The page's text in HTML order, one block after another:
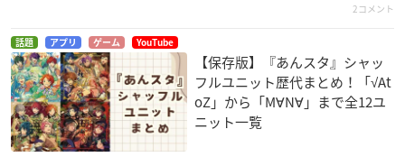
2コメント
話題 アプリ ゲーム YouTube
【保存版】『あんスタ』シャッ
フルユニット歴代まとめ！「√At
oZ」から「M∀N∀」まで全12ユ
ニット一覧